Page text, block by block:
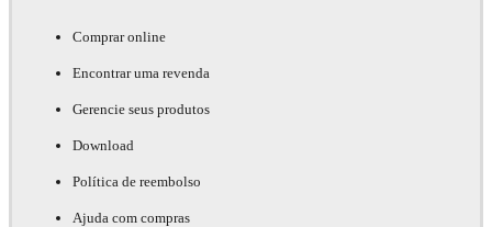
Comprar online
Encontrar uma revenda
Gerencie seus produtos
Download
Política de reembolso
Ajuda com compras